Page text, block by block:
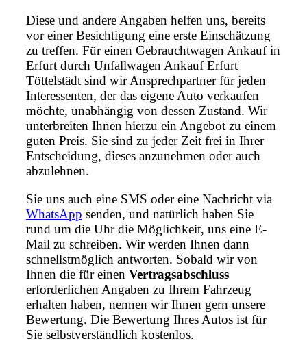
Diese und andere Angaben helfen uns, bereits
vor einer Besichtigung eine erste Einschätzung
zu treffen. Für einen Gebrauchtwagen Ankauf in
Erfurt durch Unfallwagen Ankauf Erfurt
Töttelstädt sind wir Ansprechpartner für jeden
Interessenten, der das eigene Auto verkaufen
möchte, unabhängig von dessen Zustand. Wir
unterbreiten Ihnen hierzu ein Angebot zu einem
guten Preis. Sie sind zu jeder Zeit frei in Ihrer
Entscheidung, dieses anzunehmen oder auch
abzulehnen.
Sie uns auch eine SMS oder eine Nachricht via
WhatsApp senden, und natürlich haben Sie
rund um die Uhr die Möglichkeit, uns eine E-
Mail zu schreiben. Wir werden Ihnen dann
schnellstmöglich antworten. Sobald wir von
Ihnen die für einen Vertragsabschluss
erforderlichen Angaben zu Ihrem Fahrzeug
erhalten haben, nennen wir Ihnen gern unsere
Bewertung. Die Bewertung Ihres Autos ist für
Sie selbstverständlich kostenlos.